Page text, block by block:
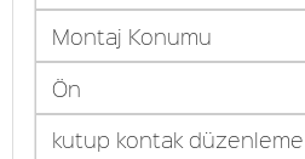
Montaj Konumu
Ön
kutup kontak düzenleme